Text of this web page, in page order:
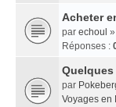
Acheter
par echoul
Réponses :
par
Voyages en